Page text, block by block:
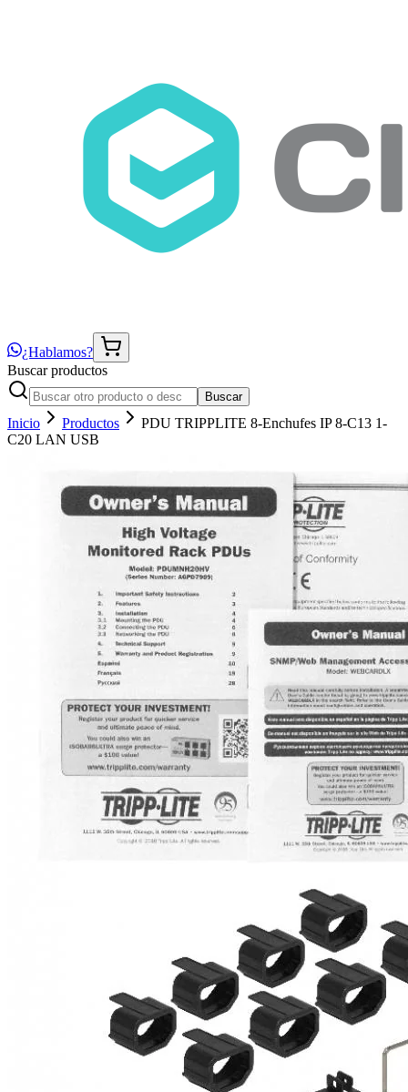
¿Hablamos?
Buscar productos
Buscar
Inicio Productos
PDU TRIPPLITE 8-Enchufes IP 8-C13 1-
C20 LAN USB